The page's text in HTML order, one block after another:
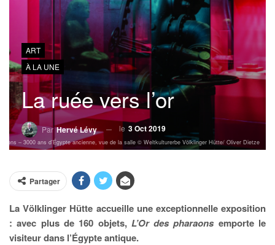
ART
À LA UNE
La ruée vers l’or
ParHervé Lévy le 3 Oct 2019
– 3000 ans d’Égypte ancienne, vue de la salle © Weltkulturerbe Völklinger Hütte/ Oliver Dietze
Partager
La Völklinger Hütte accueille une exceptionnelle exposition
: avec plus de 160 objets, L’Or des pharaonsemporte le
visiteur dans l’Égypte antique.